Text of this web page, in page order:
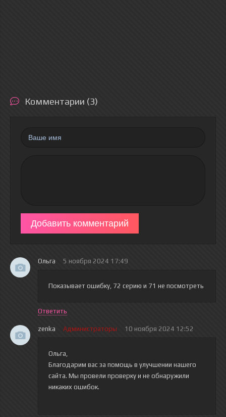
Комментарии (3)
Добавить комментарий
Ольга 5 ноября 2024 17:49
Показывает ошибку, 72 серию и 71 не посмотреть
Ответить
zenka Администраторы 10 ноября 2024 12:52
Ольга,
Благодарим вас за помощь в улучшении нашего
сайта. Мы провели проверку и не обнаружили
никаких ошибок.